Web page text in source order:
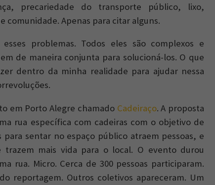
precariedade do transporte público, lixo,
comunidade. Apenas para citar alguns.
problemas. Todos eles são complexos e
de maneira conjunta para solucioná-los. O que
dentro da minha realidade para ajudar nessa
em Porto Alegre chamado Cadeiraço. A proposta
rua específica com cadeiras com o objetivo de
sentar no espaço público atraem pessoas, e
trazem mais vida para o local. O evento durou
rua. Micro. Cerca de 300 pessoas participaram.
reportagem. Outros coletivos apareceram. Um